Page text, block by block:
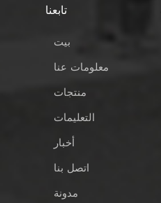
تابعنا
بيت
معلومات عنا
منتجات
التعليمات
أخبار
اتصل بنا
مدونة